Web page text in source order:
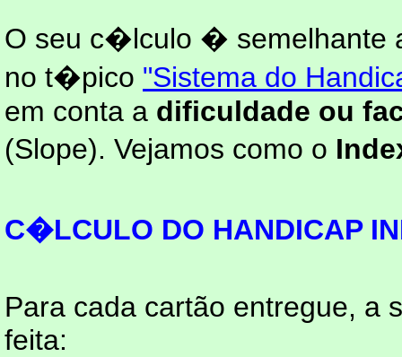
O seu c�lculo � semelhante
no t�pico "Sistema do
em conta a dificuldade ou
(Slope). Vejamos como o
C�LCULO DO HANDICAP
Para cada cartão entregue, a
feita: